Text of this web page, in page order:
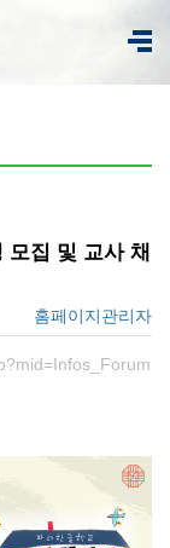
모집 및 교사 채
홈페이지관리자